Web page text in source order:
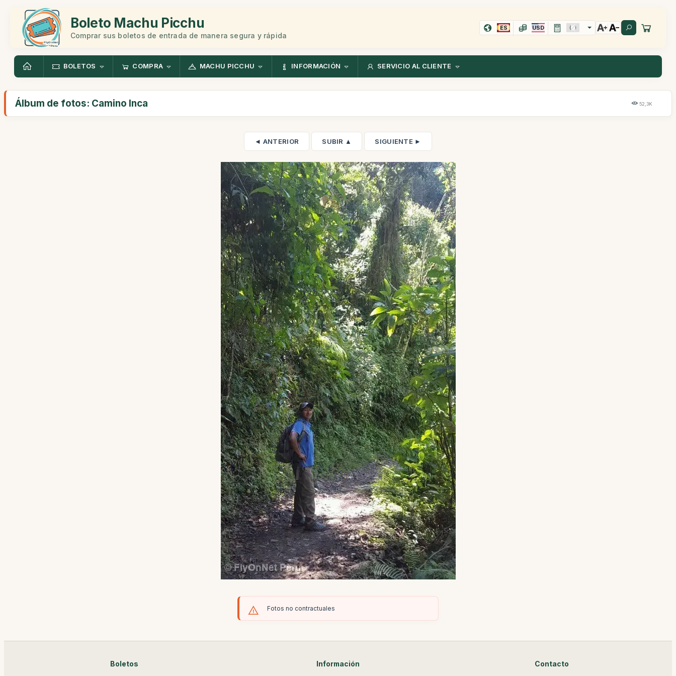
Boleto Machu Picchu
Comprar sus boletos de entrada de manera segura y rápida
ES USD
BOLETOS COMPRA MACHU PICCHU INFORMACIÓN SERVICIO AL CLIENTE
Álbum de fotos: Camino Inca 52,3K
◄ ANTERIOR SUBIR ▲ SIGUIENTE ►
Fotos no contractuales
Boletos Información Contacto